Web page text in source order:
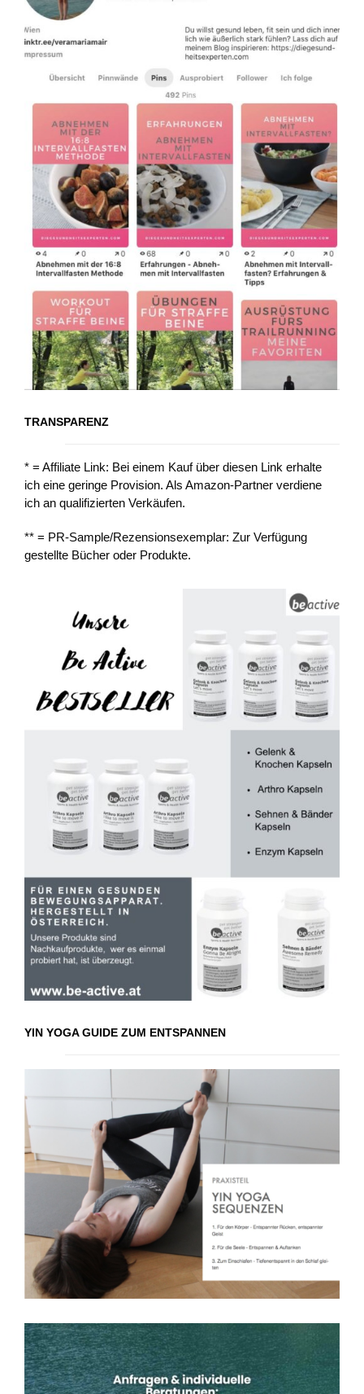
TRANSPARENZ
* = Affiliate Link: Bei einem Kauf über diesen Link erhalte
ich eine geringe Provision. Als Amazon-Partner verdiene
ich an qualifizierten Verkäufen.
** = PR-Sample/Rezensionsexemplar: Zur Verfügung
gestellte Bücher oder Produkte.
YIN YOGA GUIDE ZUM ENTSPANNEN